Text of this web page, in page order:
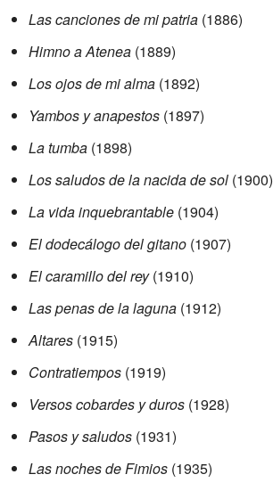
Las canciones de mi patria (1886)
Himno a Atenea (1889)
Los ojos de mi alma (1892)
Yambos y anapestos (1897)
La tumba (1898)
Los saludos de la nacida de sol (1900)
La vida inquebrantable (1904)
El dodecálogo del gitano (1907)
El caramillo del rey(1910)
Las penas de la laguna (1912)
Altares (1915)
Contratiempos (1919)
Versos cobardes y duros (1928)
Pasos y saludos (1931)
Las noches de Fimios (1935)